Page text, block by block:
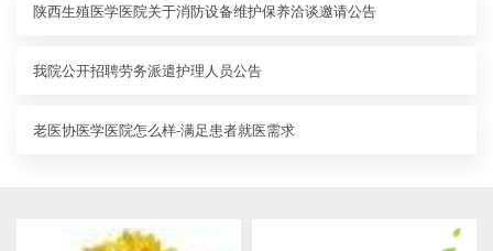
陕西生殖医学医院关于消防设备维护保养洽谈邀请公告
我院公开招聘劳务派遣护理人员公告
老医协医学医院怎么样-满足患者就医需求